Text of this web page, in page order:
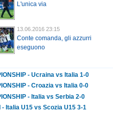
L'unica via
13.06.2016 23:15
Conte comanda, gli azzurri
eseguono
- Ucraina vs Italia 1-0
- Croazia vs Italia 0-0
- Italia vs Serbia 2-0
- Italia U15 vs Scozia U15 3-1